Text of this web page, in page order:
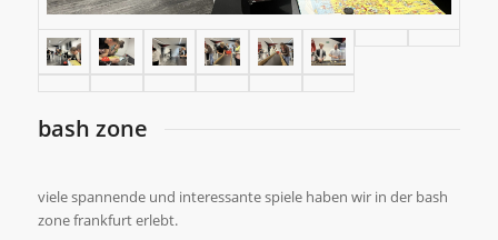
bash zone
viele spannende und interessante spiele haben wir in der bash
zone frankfurt erlebt.